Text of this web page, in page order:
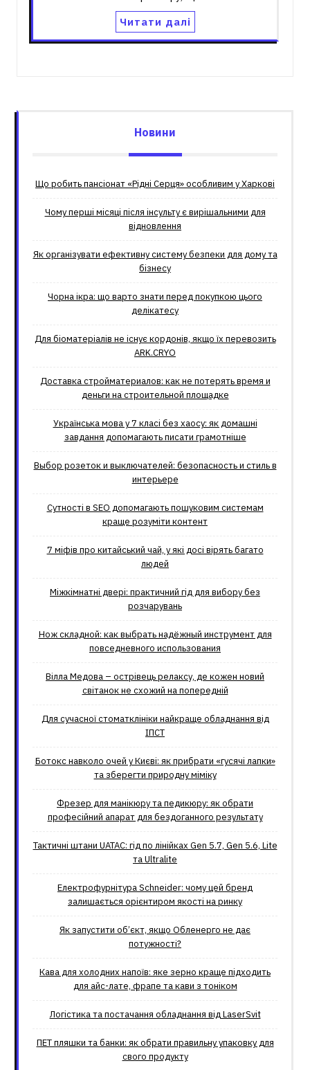
Читати далі
Новини
Що робить пансіонат «Рідні Серця» особливим у Харкові
Чому перші місяці після інсульту є вирішальними для
відновлення
Як організувати ефективну систему безпеки для дому та
бізнесу
Чорна ікра: що варто знати перед покупкою цього
делікатесу
Для біоматеріалів не існує кордонів, якщо їх перевозить
ARK.CRYO
Доставка стройматериалов: как не потерять время и
деньги на строительной площадке
Українська мова у 7 класі без хаосу: як домашні
завдання допомагають писати грамотніше
Выбор розеток и выключателей: безопасность и стиль в
интерьере
Сутності в SEO допомагають пошуковим системам
краще розуміти контент
7 міфів про китайський чай, у які досі вірять багато
людей
Міжкімнатні двері: практичний гід для вибору без
розчарувань
Нож складной: как выбрать надёжный инструмент для
повседневного использования
Вілла Медова – острівець релаксу, де кожен новий
світанок не схожий на попередній
Для сучасної стоматклініки найкраще обладнання від
ІПСТ
Ботокс навколо очей у Києві: як прибрати «гусячі лапки»
та зберегти природну міміку
Фрезер для манікюру та педикюру: як обрати
професійний апарат для бездоганного результату
Тактичні штани UATAC: гід по лінійках Gen 5.7, Gen 5.6, Lite
та Ultralite
Електрофурнітура Schneider: чому цей бренд
залишається орієнтиром якості на ринку
Як запустити об’єкт, якщо Обленерго не дає
потужності?
Кава для холодних напоїв: яке зерно краще підходить
для айс-лате, фрапе та кави з тоніком
Логістика та постачання обладнання від LaserSvit
ПЕТ пляшки та банки: як обрати правильну упаковку для
свого продукту